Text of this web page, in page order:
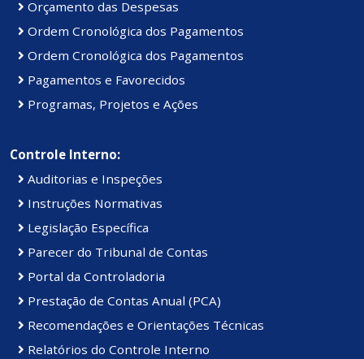
Orçamento das Despesas
Ordem Cronológica dos Pagamentos
Ordem Cronológica dos Pagamentos
Pagamentos e Favorecidos
Programas, Projetos e Ações
Controle Interno:
Auditorias e Inspeções
Instruções Normativas
Legislação Específica
Parecer do Tribunal de Contas
Portal da Controladoria
Prestação de Contas Anual (PCA)
Recomendações e Orientações Técnicas
Relatórios do Controle Interno